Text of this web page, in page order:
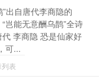
出自唐代李商隐的
“岂能无意酬乌鹊”全诗
代 李商隐 恐是仙家好
可...
列表